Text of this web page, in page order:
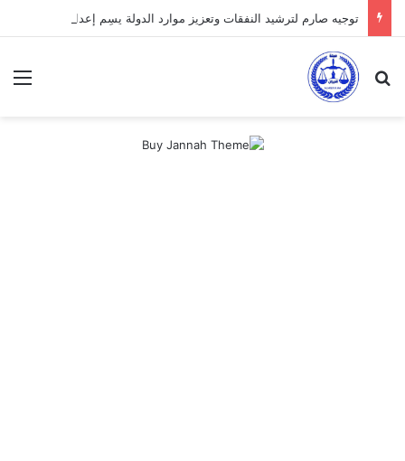
بحث عن